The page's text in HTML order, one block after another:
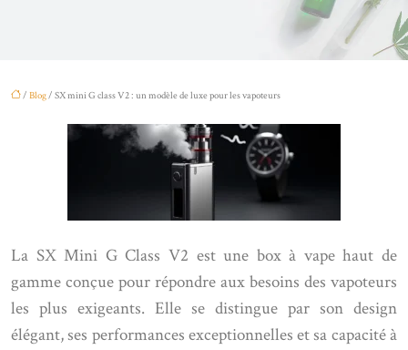
/ Blog/ SX mini G class V2 : un modèle de luxe pour les vapoteurs
La SX Mini G Class V2 est une box à vape haut de
gamme conçue pour répondre aux besoins des vapoteurs
les plus exigeants. Elle se distingue par son design
élégant, ses performances exceptionnelles et sa capacité à